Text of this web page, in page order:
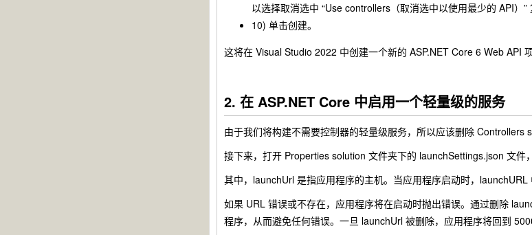
以选择取消选中 “Use controllers（取消选中以使用最少的 API）”
10) 单击创建。
这将在 Visual Studio 2022 中创建一个新的 ASP.NET Core 6 Web API
2. 在 ASP.NET Core 中启用一个轻量级的服务
由于我们将构建不需要控制器的轻量级服务，所以应该删除 Controllers
接下来，打开 Properties solution 文件夹下的 launchSettings.json 文件
其中，launchUrl 是指应用程序的主机。当应用程序启动时，launchURL
如果 URL 错误或不存在，应用程序将在启动时抛出错误。通过删除
程序，从而避免任何错误。一旦 launchUrl 被删除，应用程序将回到